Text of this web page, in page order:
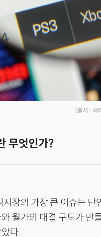
(출처 : 셔
무엇인가?
시장의 가장 큰 이슈는
월가의 대결 구도가 만
다.